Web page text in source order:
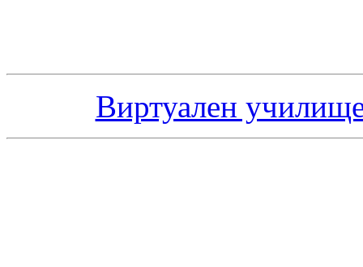
Виртуален